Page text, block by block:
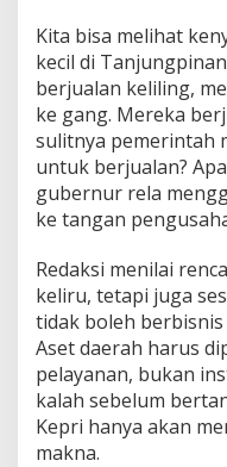
Kita bisa melihat
kecil di
berjualan keliling,
ke gang. Mereka
sulitnya pemerintah
untuk berjualan?
gubernur rela
ke tangan
Redaksi menilai
keliru, tetapi juga
tidak boleh
Aset daerah harus
pelayanan, bukan
kalah sebelum
Kepri hanya akan
makna.